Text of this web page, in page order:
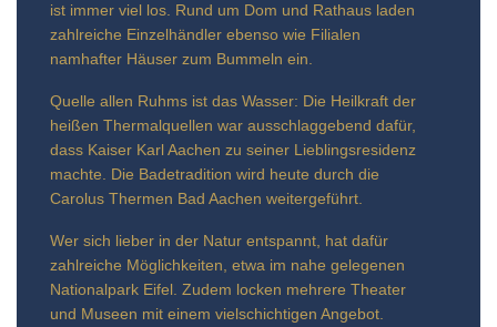
ist immer viel los. Rund um Dom und Rathaus laden
zahlreiche Einzelhändler ebenso wie Filialen
namhafter Häuser zum Bummeln ein.
Quelle allen Ruhms ist das Wasser: Die Heilkraft der
heißen Thermalquellen war ausschlaggebend dafür,
dass Kaiser Karl Aachen zu seiner Lieblingsresidenz
machte. Die Badetradition wird heute durch die
Carolus Thermen Bad Aachen weitergeführt.
Wer sich lieber in der Natur entspannt, hat dafür
zahlreiche Möglichkeiten, etwa im nahe gelegenen
Nationalpark Eifel. Zudem locken mehrere Theater
und Museen mit einem vielschichtigen Angebot.